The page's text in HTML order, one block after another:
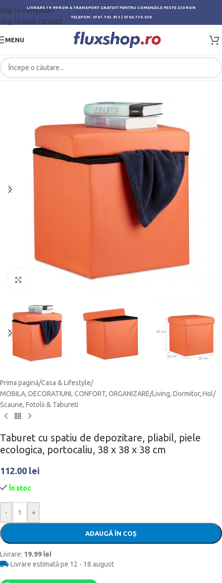
Skip to navigation
Skip to main content
LIVRARE 19.99 RON & TRANSPORT GRATUIT PENTRU COMENZILE PESTE 250 RON
TELEFON: 0741.745.813 0766.739.038
MENU
Prima pagină/Casa & Lifestyle/
MOBILA, DECORATIUNI, CONFORT, ORGANIZARE/Living, Dormitor, Hol/
Scaune, Fotolii & Tabureti
Taburet cu spatiu de depozitare, pliabil, piele
ecologica, portocaliu, 38 x 38 x 38 cm
112.00 lei
În stoc
- +
ADAUGĂ ÎN COȘ
Livrare: 19.99 lei
Livrare estimată pe 12 - 18 august